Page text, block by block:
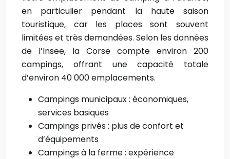
en particulier pendant la haute saison
touristique, car les places sont souvent
limitées et très demandées. Selon les données
de l’Insee, la Corse compte environ 200
campings, offrant une capacité totale
d’environ 40 000 emplacements.
Campings municipaux : économiques,
services basiques
Campings privés : plus de confort et
d’équipements
Campings à la ferme : expérience